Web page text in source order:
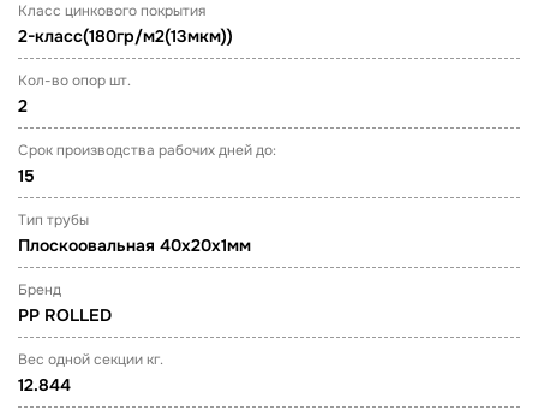
Класс цинкового покрытия
2-класс(180гр/м2(13мкм))
Кол-во опор шт.
2
Срок производства рабочих дней до:
15
Тип трубы
Плоскоовальная 40х20х1мм
Бренд
PP ROLLED
Вес одной секции кг.
12.844